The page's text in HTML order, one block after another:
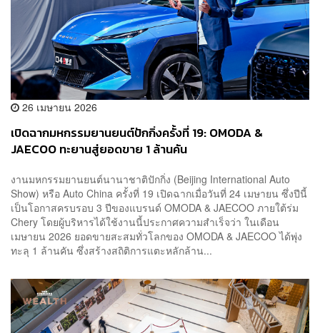
26 เมษายน 2026
เปิดฉากมหกรรมยานยนต์ปักกิ่งครั้งที่ 19: OMODA &
JAECOO ทะยานสู่ยอดขาย 1 ล้านคัน
งานมหกรรมยานยนต์นานาชาติปักกิ่ง (Beijing International Auto
Show) หรือ Auto China ครั้งที่ 19 เปิดฉากเมื่อวันที่ 24 เมษายน ซึ่งปีนี้
เป็นโอกาสครบรอบ 3 ปีของแบรนด์ OMODA & JAECOO ภายใต้ร่ม
Chery โดยผู้บริหารได้ใช้งานนี้ประกาศความสำเร็จว่า ในเดือน
เมษายน 2026 ยอดขายสะสมทั่วโลกของ OMODA & JAECOO ได้พุ่ง
ทะลุ 1 ล้านคัน ซึ่งสร้างสถิติการแตะหลักล้าน...